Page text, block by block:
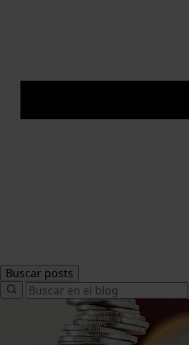
Buscar posts
Search
for: